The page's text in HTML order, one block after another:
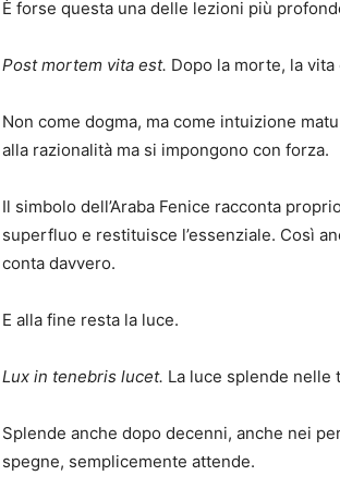
È forse questa una delle lezioni più
Post mortem vita est. Dopo la morte, la vita
Non come dogma, ma come intuizione
alla razionalità ma si impongono con forza.
Il simbolo dell’Araba Fenice racconta
superfluo e restituisce l’essenziale. Così
conta davvero.
E alla fine resta la luce.
Lux in tenebris lucet. La luce splende nelle
Splende anche dopo decenni, anche nei
spegne, semplicemente attende.